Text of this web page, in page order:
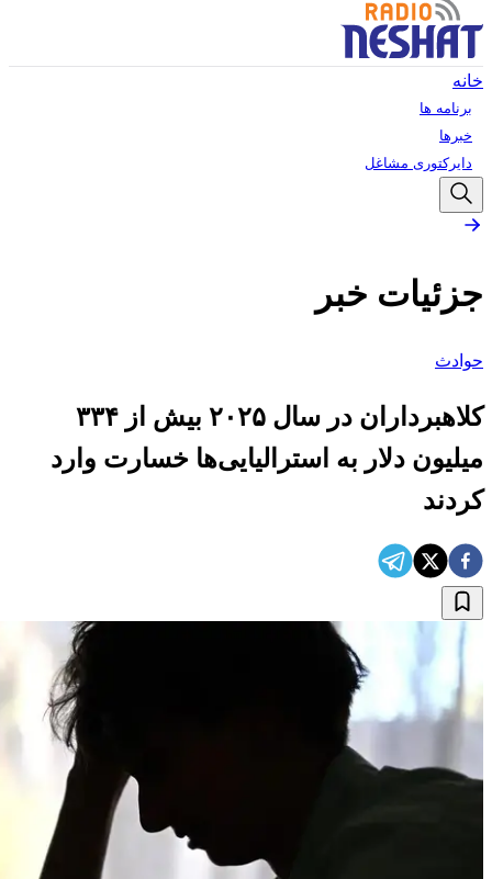
خانه
برنامه ها
خبرها
دایرکتوری مشاغل
جزئیات خبر
حوادث
کلاهبرداران در سال ۲۰۲۵ بیش از ۳۳۴
میلیون دلار به استرالیایی‌ها خسارت وارد
کردند